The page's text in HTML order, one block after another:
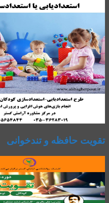
تقویت حافظه و تندخوانی